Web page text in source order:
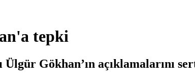
tepki
Gökhan’ın açıklamalarını